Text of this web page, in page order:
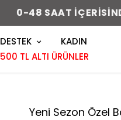
DESTEK
KADIN
500 TL ALTI ÜRÜNLER
Yeni Sezon Özel